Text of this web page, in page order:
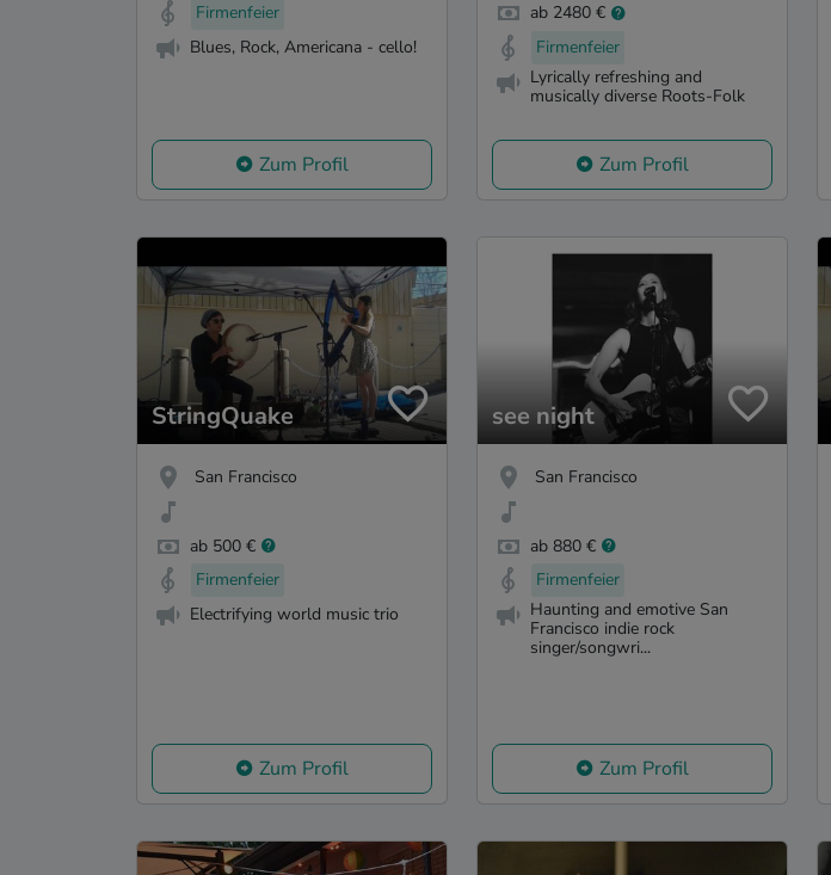
Firmenfeier
Blues, Rock, Americana - cello!
Zum Profil
ab 2480 €
Firmenfeier
Lyrically refreshing and
musically diverse Roots-Folk
Zum Profil
StringQuake
San Francisco
ab 500 €
Firmenfeier
Electrifying world music trio
Zum Profil
see night
San Francisco
ab 880 €
Firmenfeier
Haunting and emotive San
Francisco indie rock
singer/songwri...
Zum Profil